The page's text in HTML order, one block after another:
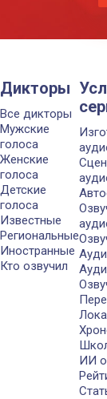
Дикторы
Все дикторы
Мужские
голоса
Женские
голоса
Детские
голоса
Известные
Региональные
Иностранные
Кто озвучил
ИИ